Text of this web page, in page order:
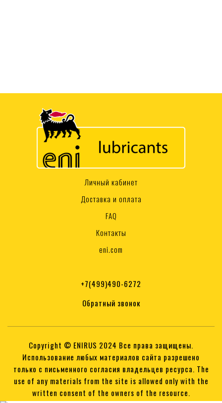
Личный кабинет
Доставка и оплата
FAQ
Контакты
eni.com
+7(499)490-6272
Обратный звонок
Copyright © ENIRUS 2024 Все права защищены.
Использование любых материалов сайта разрешено
только с письменного согласия владельцев ресурса. The
use of any materials from the site is allowed only with the
written consent of the owners of the resource.